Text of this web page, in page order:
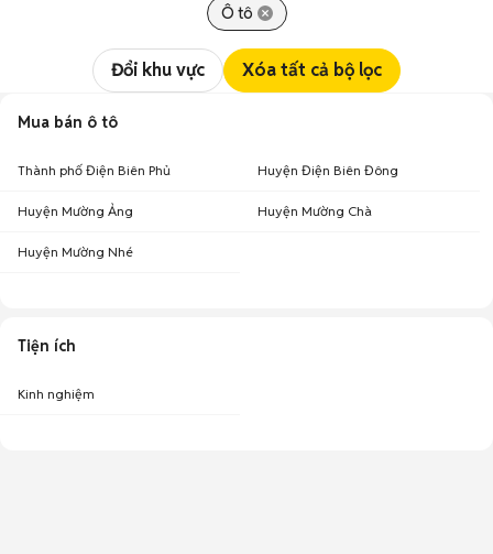
Ô tô
Đổi khu vực Xóa tất cả bộ lọc
Mua bán ô tô
Thành phố Điện Biên Phủ Huyện Điện Biên Đông
Huyện Mường Ảng Huyện Mường Chà
Huyện Mường Nhé
Tiện ích
Kinh nghiệm